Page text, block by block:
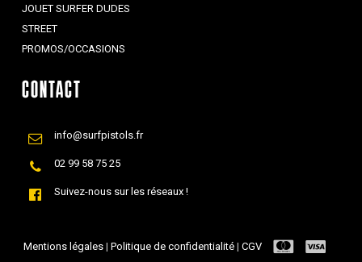
JOUET SURFER DUDES
STREET
PROMOS/OCCASIONS
CONTACT
info@surfpistols.fr
02 99 58 75 25
Suivez-nous sur les réseaux !
Mentions légales|Politique de confidentialité|CGV